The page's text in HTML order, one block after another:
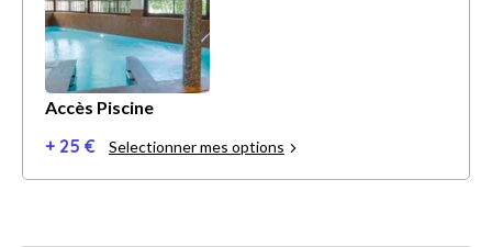
Accès Piscine
+ 25 € Selectionner mes options